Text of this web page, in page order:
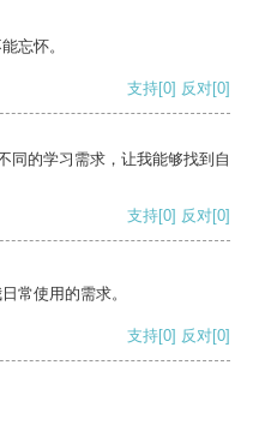
忘怀。
支持[0] 反对[0]
同的学习需求，让我能够找到自
支持[0] 反对[0]
常使用的需求。
支持[0] 反对[0]